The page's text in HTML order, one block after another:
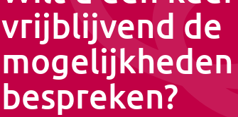
vrijblijvend de
mogelijkheden
bespreken?